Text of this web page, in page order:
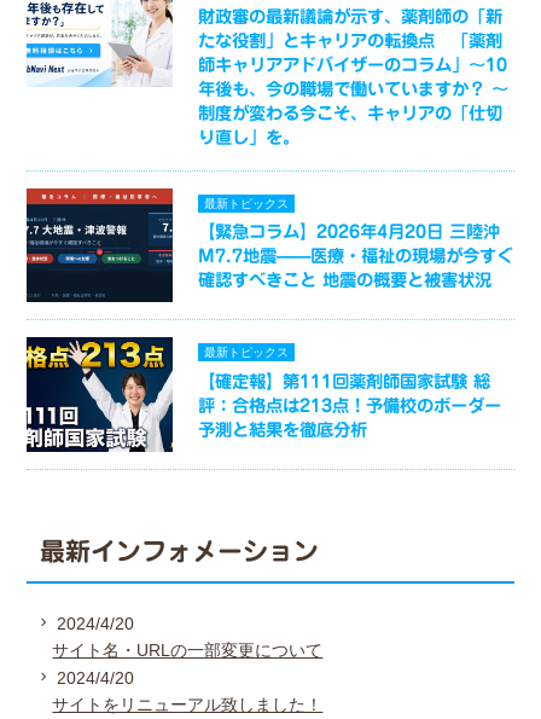
財政審の最新議論が示す、薬剤師の「新
たな役割」とキャリアの転換点 「薬剤
師キャリアアドバイザーのコラム」～10
年後も、今の職場で働いていますか？ ～
制度が変わる今こそ、キャリアの「仕切
り直し」を。
最新トピックス
【緊急コラム】2026年4月20日 三陸沖
M7.7地震——医療・福祉の現場が今すぐ
確認すべきこと 地震の概要と被害状況
最新トピックス
【確定報】第111回薬剤師国家試験 総
評：合格点は213点！予備校のボーダー
予測と結果を徹底分析
最新インフォメーション
2024/4/20
サイト名・URLの一部変更について
2024/4/20
サイトをリニューアル致しました！